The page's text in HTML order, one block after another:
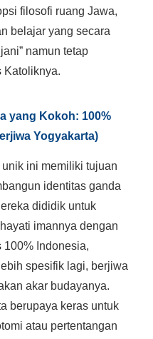
filosofi ruang Jawa,
belajar yang secara
namun tetap
Katoliknya.
yang Kokoh: 100%
Yogyakarta)
ini memiliki tujuan
identitas ganda
dididik untuk
imannya dengan
Indonesia,
spesifik lagi, berjiwa
akar budayanya.
berupaya keras untuk
atau pertentangan